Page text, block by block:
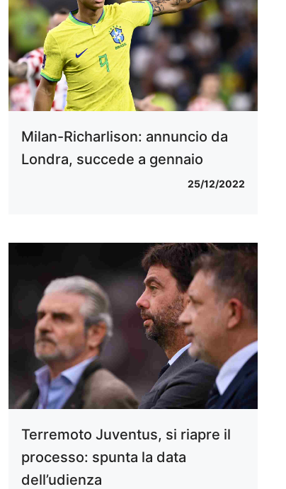
Milan-Richarlison: annuncio da
Londra, succede a gennaio
25/12/2022
Terremoto Juventus, si riapre il
processo: spunta la data
dell’udienza